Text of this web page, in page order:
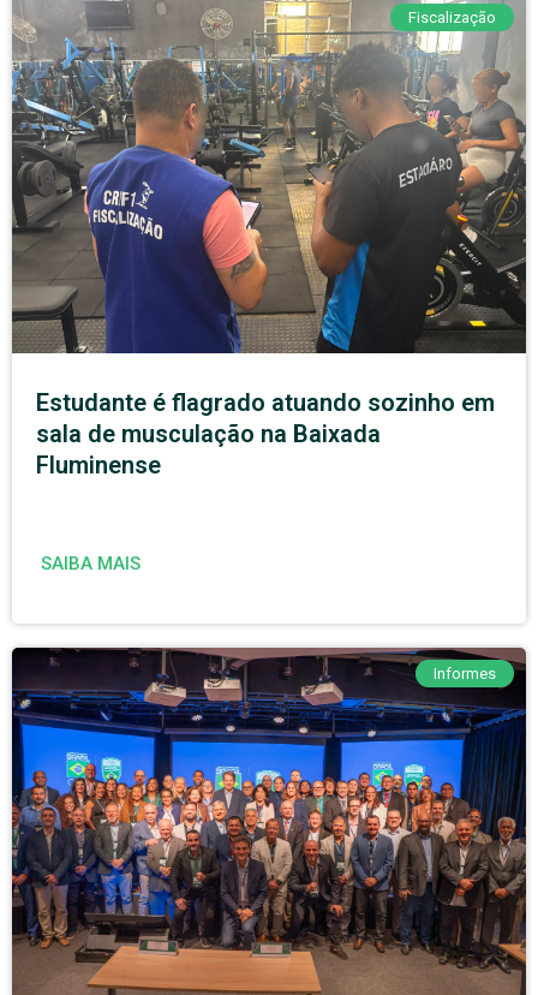
Fiscalização
Estudante é flagrado atuando sozinho em
sala de musculação na Baixada
Fluminense
SAIBA MAIS
Informes